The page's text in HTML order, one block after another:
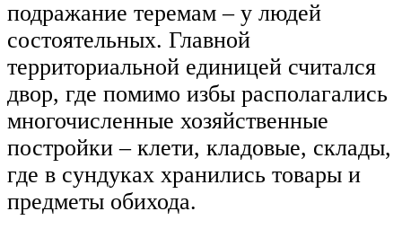
подражание теремам – у людей
состоятельных. Главной
территориальной единицей считался
двор, где помимо избы располагались
многочисленные хозяйственные
постройки – клети, кладовые, склады,
где в сундуках хранились товары и
предметы обихода.